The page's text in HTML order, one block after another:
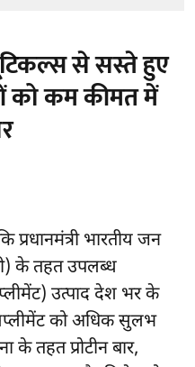
से सस्ते हुए
को कम कीमत में
प्रधानमंत्री भारतीय जन
के तहत उपलब्ध
उत्पाद देश भर के
सप्लीमेंट को अधिक सुलभ
के तहत प्रोटीन बार,